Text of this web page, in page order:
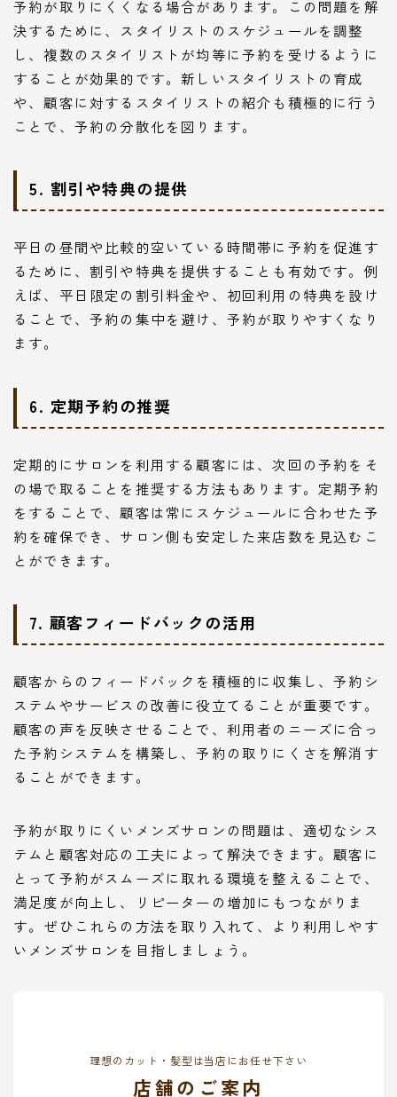
予約が取りにくくなる場合があります。この問題を解
決するために、スタイリストのスケジュールを調整
し、複数のスタイリストが均等に予約を受けるように
することが効果的です。新しいスタイリストの育成
や、顧客に対するスタイリストの紹介も積極的に行う
ことで、予約の分散化を図ります。
5. 割引や特典の提供
平日の昼間や比較的空いている時間帯に予約を促進す
るために、割引や特典を提供することも有効です。例
えば、平日限定の割引料金や、初回利用の特典を設け
ることで、予約の集中を避け、予約が取りやすくなり
ます。
6. 定期予約の推奨
定期的にサロンを利用する顧客には、次回の予約をそ
の場で取ることを推奨する方法もあります。定期予約
をすることで、顧客は常にスケジュールに合わせた予
約を確保でき、サロン側も安定した来店数を見込むこ
とができます。
7. 顧客フィードバックの活用
顧客からのフィードバックを積極的に収集し、予約シ
ステムやサービスの改善に役立てることが重要です。
顧客の声を反映させることで、利用者のニーズに合っ
た予約システムを構築し、予約の取りにくさを解消す
ることができます。
予約が取りにくいメンズサロンの問題は、適切なシス
テムと顧客対応の工夫によって解決できます。顧客に
とって予約がスムーズに取れる環境を整えることで、
満足度が向上し、リピーターの増加にもつながりま
す。ぜひこれらの方法を取り入れて、より利用しやす
いメンズサロンを目指しましょう。
理想のカット・髪型は当店にお任せ下さい
店舗のご案内